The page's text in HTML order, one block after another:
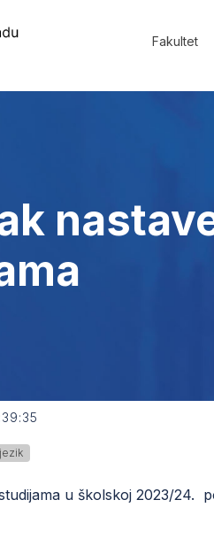
Fakultet
u školskoj 2023/24.